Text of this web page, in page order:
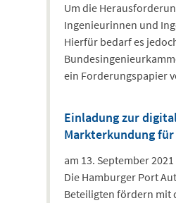
Um die
Ingenieurinnen und
Hierfür bedarf es
ein Forderungspapier
Einladung zur
Markterkundung
am 13. September
Die Hamburger Port
Beteiligten fördern mit